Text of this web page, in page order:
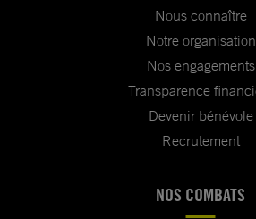
Nous connaître
Notre organisation
Nos engagements
Transparence
Devenir bénévole
Recrutement
NOS COMBATS